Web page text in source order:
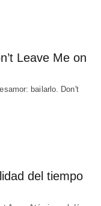
Leave Me on
bailarlo. Don't
del tiempo